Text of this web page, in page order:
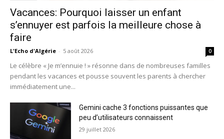
Vacances: Pourquoi laisser un enfant
s’ennuyer est parfois la meilleure chose à
faire
L'Echo d'Algérie - 5 août 2026 0
Le célèbre « Je m’ennuie ! » résonne dans de nombreuses familles
pendant les vacances et pousse souvent les parents à chercher
immédiatement une...
Gemini cache 3 fonctions puissantes que
peu d’utilisateurs connaissent
29 juillet 2026